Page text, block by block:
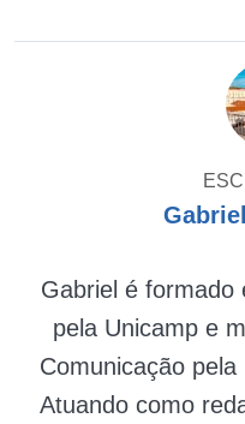
Gabriel é formado
pela Unicamp e
Comunicação
Atuando como